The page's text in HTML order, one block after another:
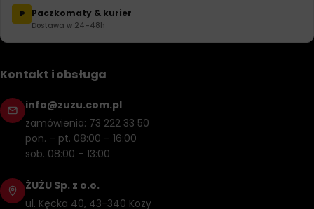
P Paczkomaty & kurier
Dostawa w 24–48h
Kontakt i obsługa
info@zuzu.com.pl
zamówienia: 73 222 33 50
pon. – pt. 08:00 – 16:00
sob. 08:00 – 13:00
ŻUŻU Sp. z o.o.
ul. Kęcka 40, 43-340 Kozy